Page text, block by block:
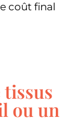
coût final
ou un